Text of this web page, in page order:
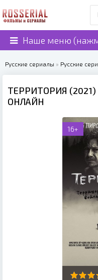
Наше меню
Русские сериалы » Русские
ТЕРРИТОРИЯ
ОНЛАЙН
16+